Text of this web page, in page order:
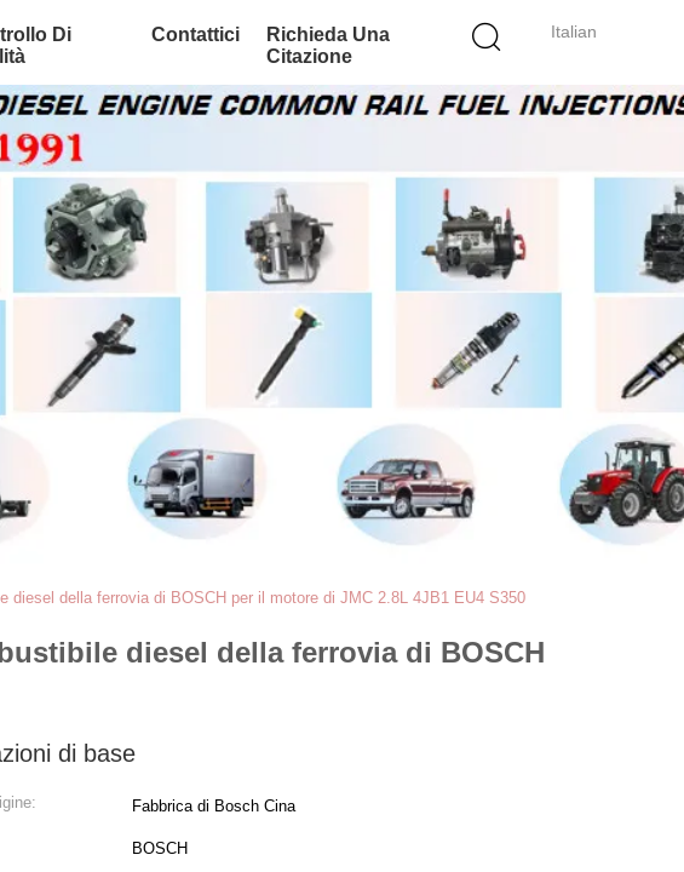
Italian
Di
Contattici
Richieda Una
Citazione
diesel della ferrovia di BOSCH per il motore di JMC 2.8L 4JB1 EU4 S350
diesel della ferrovia di BOSCH
di base
Fabbrica di Bosch Cina
BOSCH